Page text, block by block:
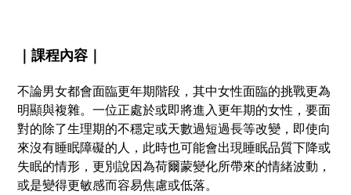
｜課程內容｜
不論男女都會面臨更年期階段，其中女性面臨的挑戰更為
明顯與複雜。一位正處於或即將進入更年期的女性，要面
對的除了生理期的不穩定或天數過短過長等改變，即使向
來沒有睡眠障礙的人，此時也可能會出現睡眠品質下降或
失眠的情形，更別說因為荷爾蒙變化所帶來的情緒波動，
或是變得更敏感而容易焦慮或低落。